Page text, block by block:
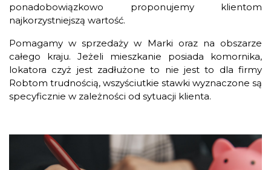
ponadobowiązkowo proponujemy klientom
najkorzystniejszą wartość.
Pomagamy w sprzedaży w Marki oraz na obszarze
całego kraju. Jeżeli mieszkanie posiada komornika,
lokatora czyż jest zadłużone to nie jest to dla firmy
Robtom trudnością, wszyściutkie stawki wyznaczone są
specyficznie w zależności od sytuacji klienta.